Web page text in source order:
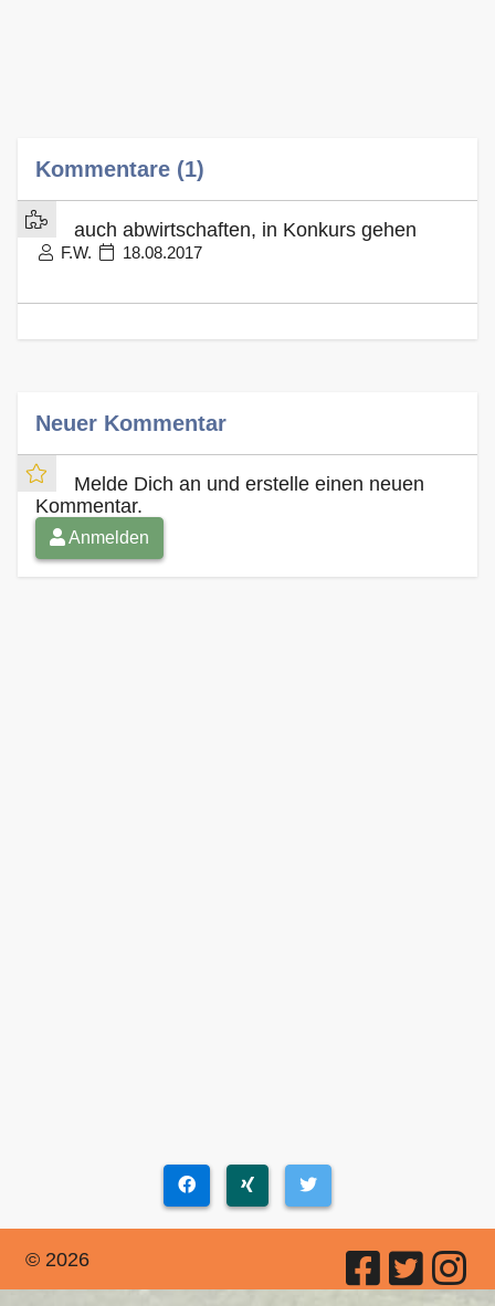
Kommentare (1)
auch abwirtschaften, in Konkurs gehen
F.W. 18.08.2017
Neuer Kommentar
Melde Dich an und erstelle einen neuen
Kommentar.
Anmelden
© 2026